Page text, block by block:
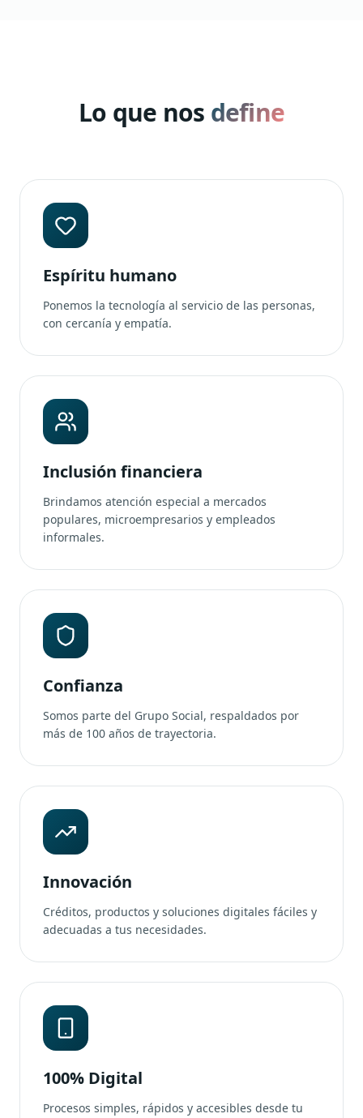
Lo que nos define
Espíritu humano
Ponemos la tecnología al servicio de las personas,
con cercanía y empatía.
Inclusión financiera
Brindamos atención especial a mercados
populares, microempresarios y empleados
informales.
Confianza
Somos parte del Grupo Social, respaldados por
más de 100 años de trayectoria.
Innovación
Créditos, productos y soluciones digitales fáciles y
adecuadas a tus necesidades.
100% Digital
Procesos simples, rápidos y accesibles desde tu